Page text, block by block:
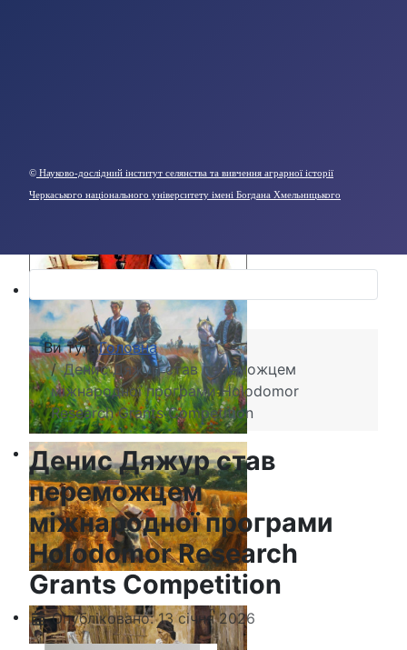
Ви тут:Головна
Денис Дяжур став переможцем
міжнародної програми Holodomor
Research Grants Competition
Денис Дяжур став
переможцем
міжнародної програми
Holodomor Research
Grants Competition
Опубліковано: 13 січня 2026
© Науково-дослідний інститут селянства та вивчення аграрної історії
Черкаського національного університету імені Богдана Хмельницького